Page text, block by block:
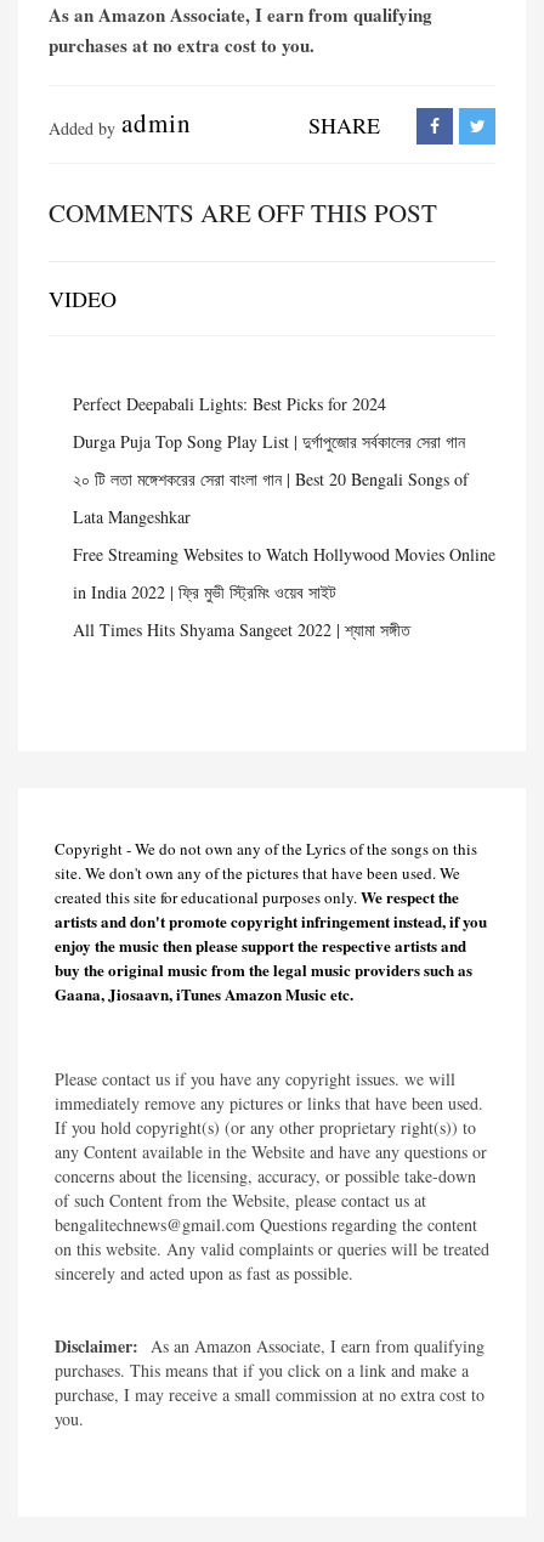
As an Amazon Associate, I earn from qualifying
purchases at no extra cost to you.
Added by admin SHARE
COMMENTS ARE OFF THIS POST
VIDEO
Perfect Deepabali Lights: Best Picks for 2024
Durga Puja Top Song Play List | দুর্গাপুজোর সর্বকালের সেরা গান
২০ টি লতা মঙ্গেশকরের সেরা বাংলা গান | Best 20 Bengali Songs of
Lata Mangeshkar
Free Streaming Websites to Watch Hollywood Movies Online
in India 2022 | ফ্রি মুভী স্ট্রিমিং ওয়েব সাইট
All Times Hits Shyama Sangeet 2022 | শ্যামা সঙ্গীত
Copyright - We do not own any of the Lyrics of the songs on this
site. We don't own any of the pictures that have been used. We
created this site for educational purposes only.We respect the
artists and don't promote copyright infringement instead, if you
enjoy the music then please support the respective artists and
buy the original music from the legal music providers such as
Gaana, Jiosaavn, iTunes Amazon Music etc.
Please contact us if you have any copyright issues. we will
immediately remove any pictures or links that have been used.
If you hold copyright(s) (or any other proprietary right(s)) to
any Content available in the Website and have any questions or
concerns about the licensing, accuracy, or possible take-down
of such Content from the Website, please contact us at
bengalitechnews@gmail.com Questions regarding the content
on this website. Any valid complaints or queries will be treated
sincerely and acted upon as fast as possible.​
Disclaimer: As an Amazon Associate, I earn from qualifying
purchases. This means that if you click on a link and make a
purchase, I may receive a small commission at no extra cost to
you.